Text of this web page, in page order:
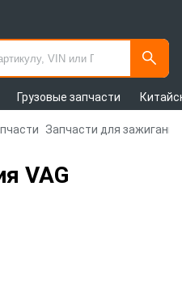
Грузовые запчасти
Запчасти для
VAG